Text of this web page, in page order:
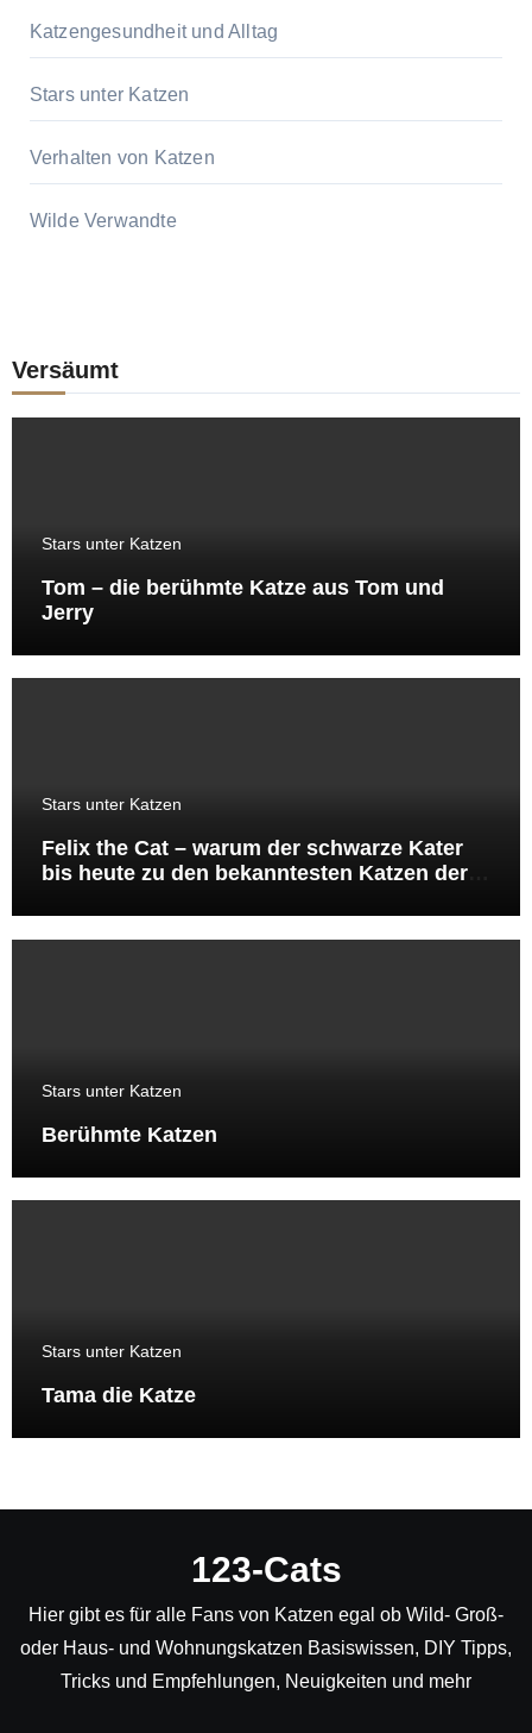
Katzengesundheit und Alltag
Stars unter Katzen
Verhalten von Katzen
Wilde Verwandte
Versäumt
Stars unter Katzen
Tom – die berühmte Katze aus Tom und
Jerry
Stars unter Katzen
Felix the Cat – warum der schwarze Kater
bis heute zu den bekanntesten Katzen der
Stars unter Katzen
Berühmte Katzen
Stars unter Katzen
Tama die Katze
123-Cats
Hier gibt es für alle Fans von Katzen egal ob Wild- Groß-
oder Haus- und Wohnungskatzen Basiswissen, DIY Tipps,
Tricks und Empfehlungen, Neuigkeiten und mehr